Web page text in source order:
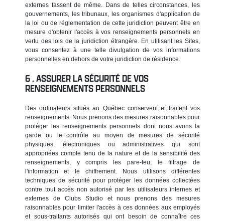
externes fassent de même. Dans de telles circonstances, les
gouvernements, les tribunaux, les organismes d'application de
la loi ou de réglementation de cette juridiction peuvent être en
mesure d'obtenir l'accès à vos renseignements personnels en
vertu des lois de la juridiction étrangère. En utilisant les Sites,
vous consentez à une telle divulgation de vos informations
personnelles en dehors de votre juridiction de résidence.
ASSURER LA SÉCURITÉ DE VOS
RENSEIGNEMENTS PERSONNELS
Des ordinateurs situés au Québec conservent et traitent vos
renseignements. Nous prenons des mesures raisonnables pour
protéger les renseignements personnels dont nous avons la
garde ou le contrôle au moyen de mesures de sécurité
physiques, électroniques ou administratives qui sont
appropriées compte tenu de la nature et de la sensibilité des
renseignements, y compris les pare-feu, le filtrage de
l'information et le chiffrement. Nous utilisons différentes
techniques de sécurité pour protéger les données collectées
contre tout accès non autorisé par les utilisateurs internes et
externes de Clubs Studio et nous prenons des mesures
raisonnables pour limiter l'accès à ces données aux employés
et sous-traitants autorisés qui ont besoin de connaître ces